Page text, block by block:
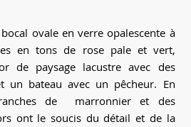
ovale en verre opalescente à
en tons de rose pale et vert,
de paysage lacustre avec des
un bateau avec un pêcheur. En
de marronnier et des
ont le soucis du détail et de la